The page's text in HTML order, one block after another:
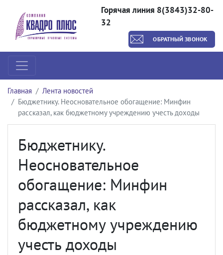
Горячая линия 8(3843)32-80-
32
ОБРАТНЫЙ ЗВОНОК
Главная
Лента новостей
Бюджетнику. Неосновательное обогащение: Минфин
рассказал, как бюджетному учреждению учесть доходы
Бюджетнику.
Неосновательное
обогащение: Минфин
рассказал, как
бюджетному учреждению
учесть доходы